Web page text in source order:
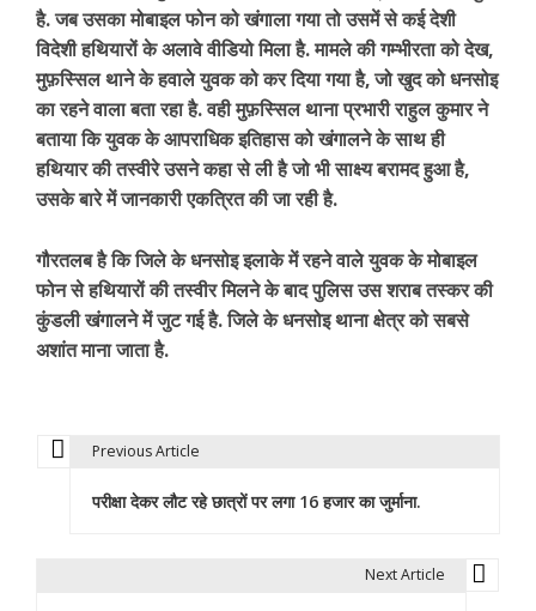
है. जब उसका मोबाइल फोन को खंगाला गया तो उसमें से कई देशी
विदेशी हथियारों के अलावे वीडियो मिला है. मामले की गम्भीरता को देख,
मुफ़स्सिल थाने के हवाले युवक को कर दिया गया है, जो खुद को धनसोइ
का रहने वाला बता रहा है. वही मुफ़स्सिल थाना प्रभारी राहुल कुमार ने
बताया कि युवक के आपराधिक इतिहास को खंगालने के साथ ही
हथियार की तस्वीरे उसने कहा से ली है जो भी साक्ष्य बरामद हुआ है,
उसके बारे में जानकारी एकत्रित की जा रही है.
गौरतलब है कि जिले के धनसोइ इलाके में रहने वाले युवक के मोबाइल
फोन से हथियारों की तस्वीर मिलने के बाद पुलिस उस शराब तस्कर की
कुंडली खंगालने में जुट गई है. जिले के धनसोइ थाना क्षेत्र को सबसे
अशांत माना जाता है.
Previous Article
परीक्षा देकर लौट रहे छात्रों पर लगा 16 हजार का जुर्माना.
Next Article